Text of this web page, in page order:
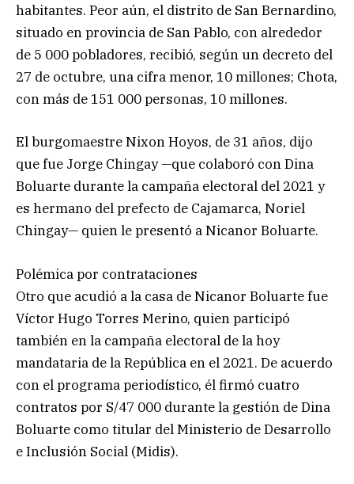
habitantes. Peor aún, el distrito de San Bernardino,
situado en provincia de San Pablo, con alrededor
de 5 000 pobladores, recibió, según un decreto del
27 de octubre, una cifra menor, 10 millones; Chota,
con más de 151 000 personas, 10 millones.
El burgomaestre Nixon Hoyos, de 31 años, dijo
que fue Jorge Chingay —que colaboró con Dina
Boluarte durante la campaña electoral del 2021 y
es hermano del prefecto de Cajamarca, Noriel
Chingay— quien le presentó a Nicanor Boluarte.
Polémica por contrataciones
Otro que acudió a la casa de Nicanor Boluarte fue
Víctor Hugo Torres Merino, quien participó
también en la campaña electoral de la hoy
mandataria de la República en el 2021. De acuerdo
con el programa periodístico, él firmó cuatro
contratos por S/47 000 durante la gestión de Dina
Boluarte como titular del Ministerio de Desarrollo
e Inclusión Social (Midis).